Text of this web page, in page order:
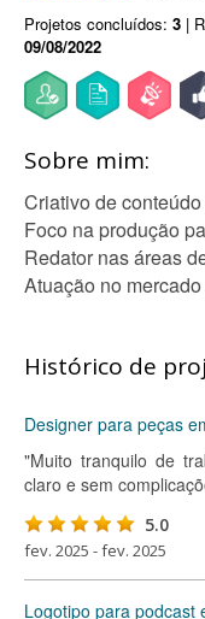
Projetos concluídos: 3 |
09/08/2022
Sobre mim:
Criativo de
Foco na produção
Redator nas áreas
Atuação no
Histórico de
Designer para peças
"Muito tranquilo de
claro e sem
5.0
fev. 2025 - fev. 2025
Logotipo para podcast